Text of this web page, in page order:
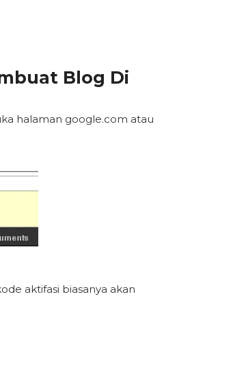
Blog Di
halaman google.com atau
aktifasi biasanya akan